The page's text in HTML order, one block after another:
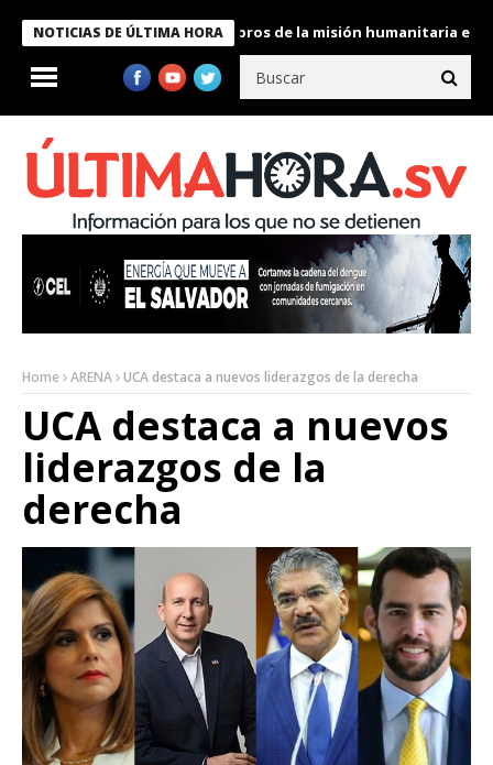
NOTICIAS DE ÚLTIMA HORA
Bukele condecora a miembros de la misión humanitaria enviada
Home ARENA UCA destaca a nuevos liderazgos de la derecha
UCA destaca a nuevos
liderazgos de la
derecha